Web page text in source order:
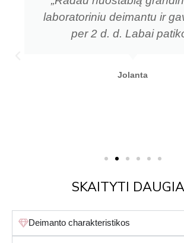
laboratoriniu deimantu ir
per 2 d. d. Labai
Jolanta
SKAITYTI
Deimanto charakteristikos